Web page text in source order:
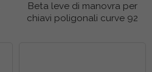
Beta leve di manovra per
chiavi poligonali curve 92